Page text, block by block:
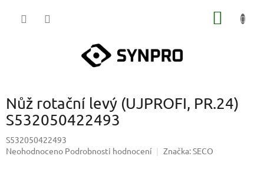
Nůž rotační levý (UJPROFI, PR.24)
S532050422493
S532050422493
Průměrné
Neohodnoceno Podrobnosti hodnocení Značka:SECO